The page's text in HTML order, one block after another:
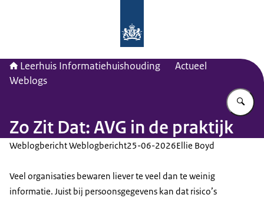
Leerhuis Informatiehuishouding
Actueel
Weblogs
Zo Zit Dat: AVG in de praktijk
Weblogbericht Weblogbericht25-06-2026Ellie Boyd
Veel organisaties bewaren liever te veel dan te weinig
informatie. Juist bij persoonsgegevens kan dat risico’s